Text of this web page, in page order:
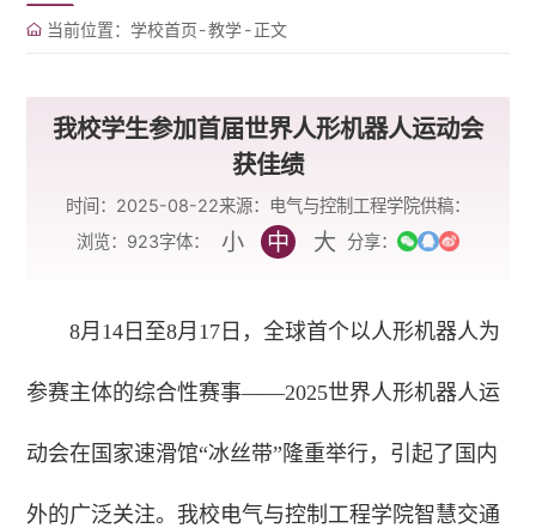
当前位置： 学校首页-教学-正文
我校学生参加首届世界人形机器人运动会
获佳绩
时间：2025-08-22来源：电气与控制工程学院供稿：
浏览： 923字体： 小 中 大 分享：
8月14日至8月17日，全球首个以人形机器人为
参赛主体的综合性赛事——2025世界人形机器人运
动会在国家速滑馆“冰丝带”隆重举行，引起了国内
外的广泛关注。我校电气与控制工程学院智慧交通